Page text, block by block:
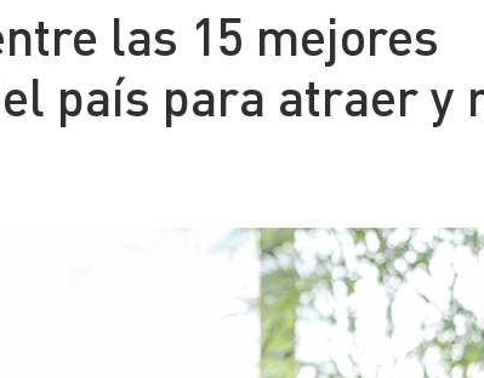
las 15 mejores
país para atraer y